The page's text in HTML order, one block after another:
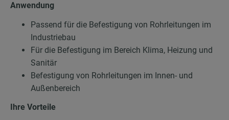
Anwendung
Passend für die Befestigung von Rohrleitungen im
Industriebau
Für die Befestigung im Bereich Klima, Heizung und
Sanitär
Befestigung von Rohrleitungen im Innen- und
Außenbereich
Ihre Vorteile